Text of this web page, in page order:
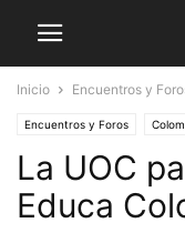
Inicio Encuentros y
Encuentros y Foros
La UOC
Educa